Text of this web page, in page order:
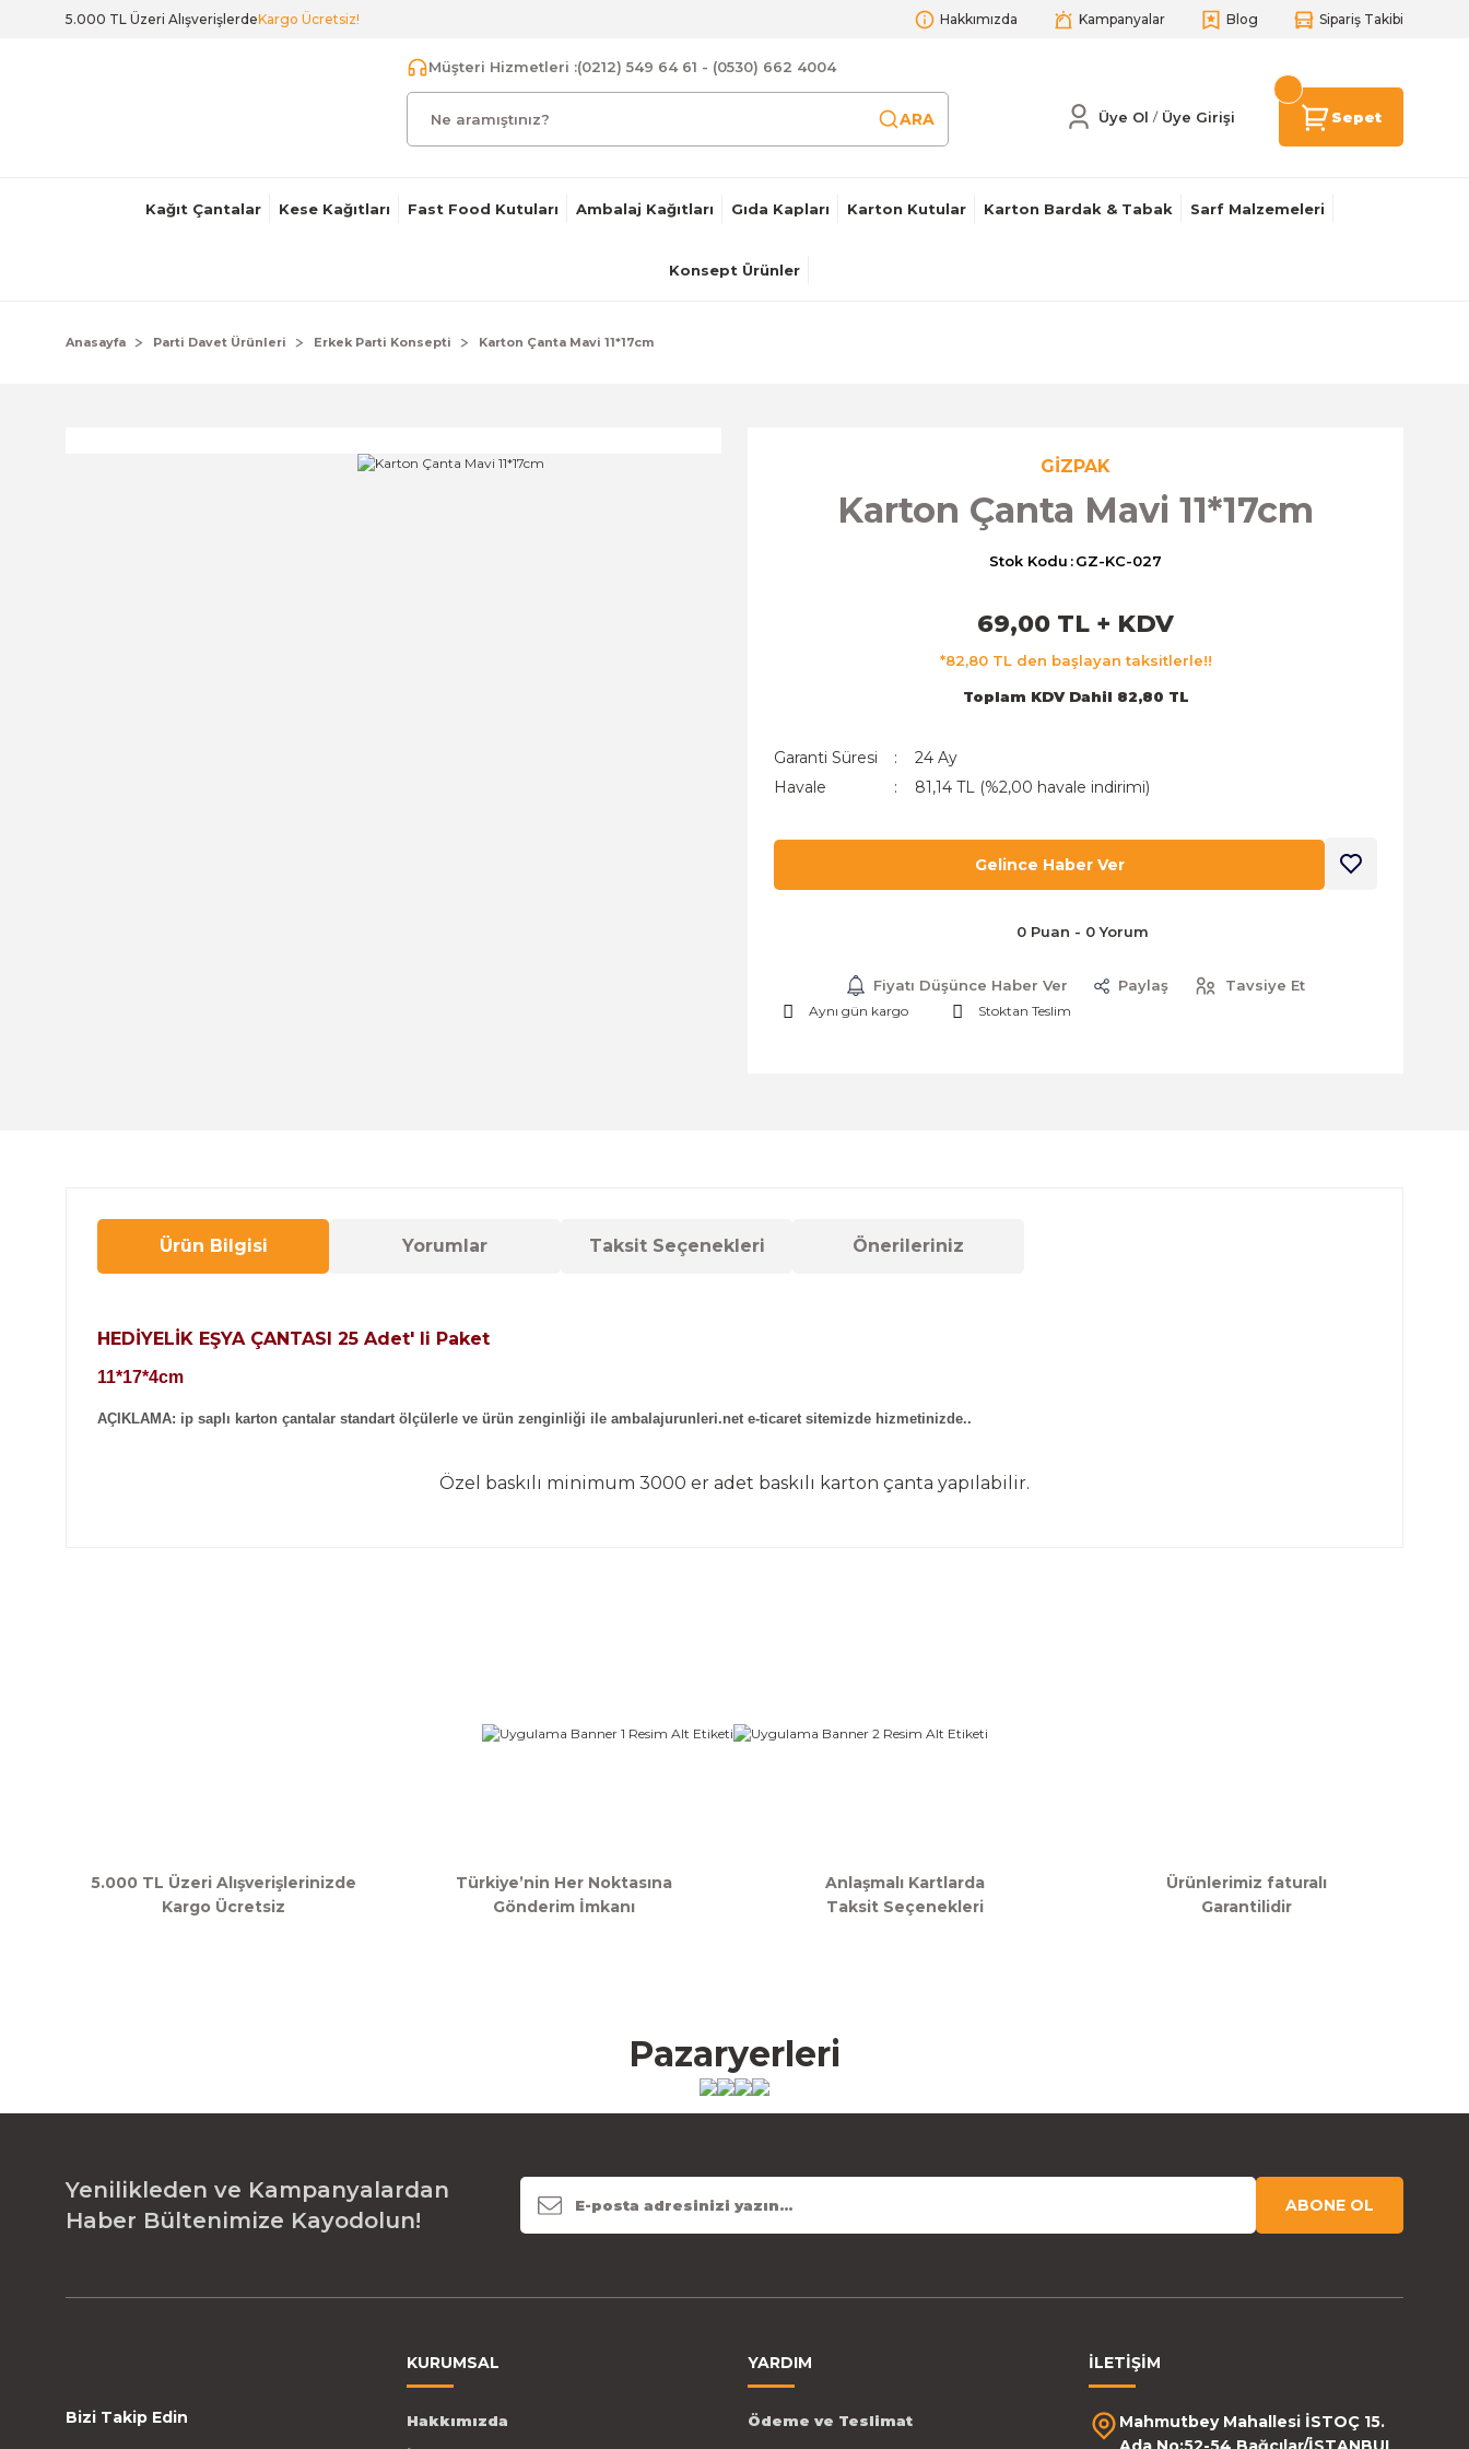
5.000 TL Üzeri AlışverişlerdeKargo Ücretsiz! Hakkımızda Kampanyalar Blog Sipariş Takibi
Müşteri Hizmetleri :(0212) 549 64 61 - (0530) 662 4004
ARA Üye Ol / Üye Girişi Sepet
Kağıt Çantalar Kese Kağıtları Fast Food Kutuları Ambalaj Kağıtları Gıda Kapları Karton Kutular Karton Bardak & Tabak Sarf Malzemeleri
Konsept Ürünler
Anasayfa Parti Davet Ürünleri Erkek Parti Konsepti Karton Çanta Mavi 11*17cm
GİZPAK
Karton Çanta Mavi 11*17cm
Stok Kodu GZ-KC-027
69,00 TL + KDV
*82,80 TL den başlayan taksitlerle!!
Toplam KDV Dahil 82,80 TL
Garanti Süresi
24 Ay
Havale
81,14 TL (%2,00 havale indirimi)
Gelince Haber Ver
0 Puan - 0 Yorum
Fiyatı Düşünce Haber Ver Paylaş Tavsiye Et
Aynı gün kargo Stoktan Teslim
Ürün Bilgisi Yorumlar Taksit Seçenekleri Önerileriniz
HEDİYELİK EŞYA ÇANTASI 25 Adet' li Paket
11*17*4cm
AÇIKLAMA: ip saplı karton çantalar standart ölçülerle ve ürün zenginliği ile ambalajurunleri.net e-ticaret sitemizde hizmetinizde..
Özel baskılı minimum 3000 er adet baskılı karton çanta yapılabilir.
5.000 TL Üzeri Alışverişlerinizde
Kargo Ücretsiz
Türkiye’nin Her Noktasına
Gönderim İmkanı
Anlaşmalı Kartlarda
Taksit Seçenekleri
Ürünlerimiz faturalı
Garantilidir
Pazaryerleri
Yenilikleden ve Kampanyalardan
Haber Bültenimize Kayodolun!
ABONE OL
Bizi Takip Edin
KURUMSAL
Hakkımızda
YARDIM
Ödeme ve Teslimat
İLETİŞİM
Mahmutbey Mahallesi İSTOÇ 15.